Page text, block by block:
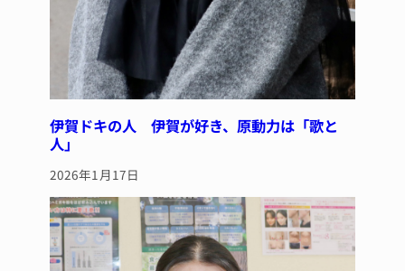
伊賀ドキの人 伊賀が好き、原動力は「歌と
人」
2026年1月17日